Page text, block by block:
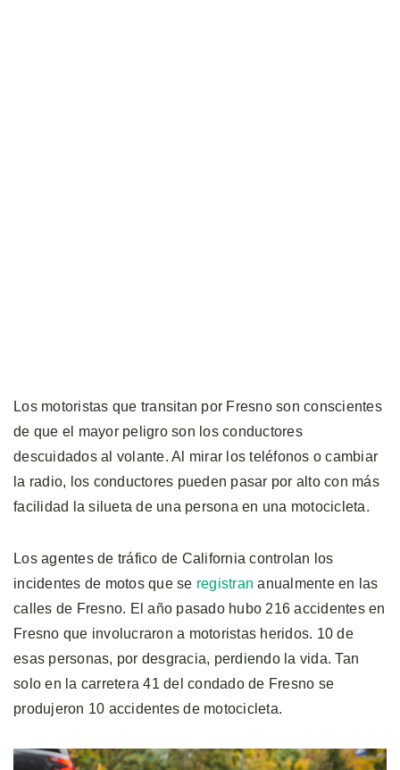
Los motoristas que transitan por Fresno son conscientes
de que el mayor peligro son los conductores
descuidados al volante. Al mirar los teléfonos o cambiar
la radio, los conductores pueden pasar por alto con más
facilidad la silueta de una persona en una motocicleta.
Los agentes de tráfico de California controlan los
incidentes de motos que se registran anualmente en las
calles de Fresno. El año pasado hubo 216 accidentes en
Fresno que involucraron a motoristas heridos. 10 de
esas personas, por desgracia, perdiendo la vida. Tan
solo en la carretera 41 del condado de Fresno se
produjeron 10 accidentes de motocicleta.